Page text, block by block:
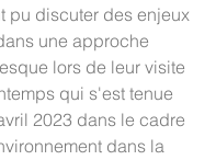
pu discuter des enjeux
une approche
lors de leur visite
qui s'est tenue
2023 dans le cadre
dans la